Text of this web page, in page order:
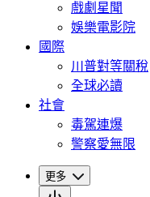
戲劇星聞
娛樂電影院
國際
川普對等關稅
全球必讀
社會
毒駕連爆
警察愛無限
更多